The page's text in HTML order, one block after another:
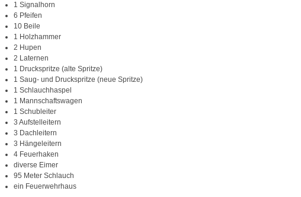
1 Signalhorn
6 Pfeifen
10 Beile
1 Holzhammer
2 Hupen
2 Laternen
1 Druckspritze (alte Spritze)
1 Saug- und Druckspritze (neue Spritze)
1 Schlauchhaspel
1 Mannschaftswagen
1 Schubleiter
3 Aufstelleitern
3 Dachleitern
3 Hängeleitern
4 Feuerhaken
diverse Eimer
95 Meter Schlauch
ein Feuerwehrhaus